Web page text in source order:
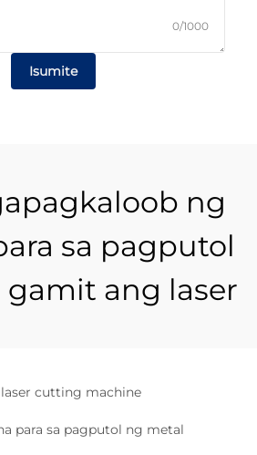
0/1000
Isumite
ng
sa pagputol
ang laser
cutting machine
para sa pagputol ng metal